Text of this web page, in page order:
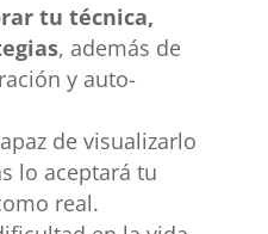
tu técnica,
, además de
y auto-
de visualizarlo
lo aceptará tu
real.